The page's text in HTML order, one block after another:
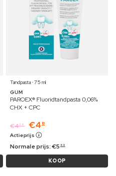
Tandpasta ⋅ 75 ml
GUM
PAROEX® Fluoridtandpasta 0,06%
CHX + CPC
€429 €4 16
Actieprijs
Normale prijs:€5 69
KOOP